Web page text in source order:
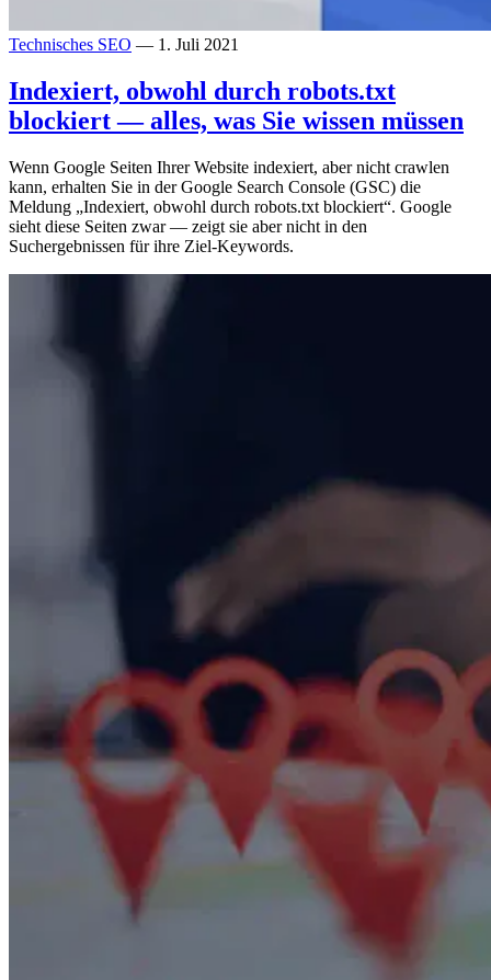
Technisches SEO — 1. Juli 2021
Indexiert, obwohl durch robots.txt
blockiert — alles, was Sie wissen müssen
Wenn Google Seiten Ihrer Website indexiert, aber nicht crawlen
kann, erhalten Sie in der Google Search Console (GSC) die
Meldung „Indexiert, obwohl durch robots.txt blockiert“. Google
sieht diese Seiten zwar — zeigt sie aber nicht in den
Suchergebnissen für ihre Ziel-Keywords.